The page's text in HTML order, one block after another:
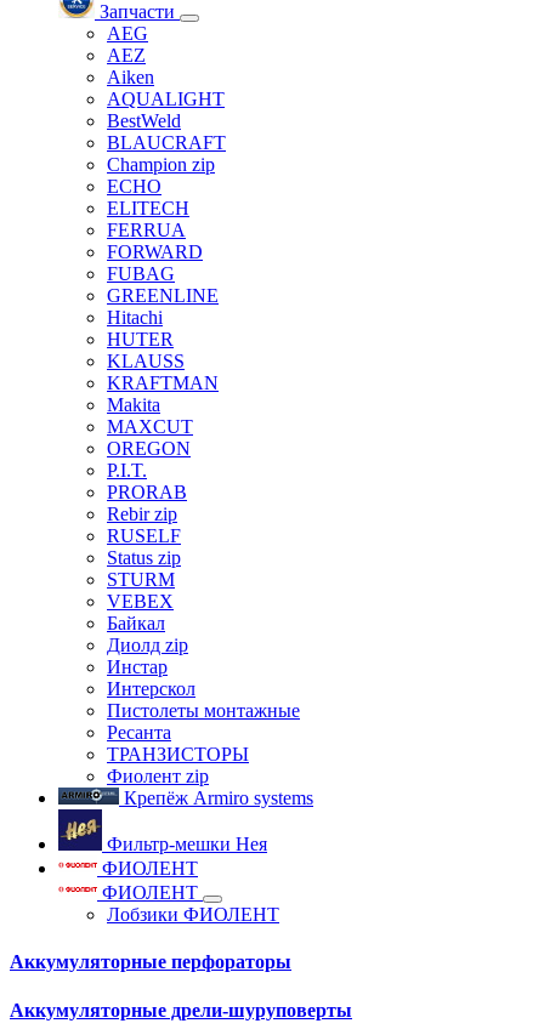
Запчасти
AEG
AEZ
Aiken
AQUALIGHT
BestWeld
BLAUCRAFT
Champion zip
ECHO
ELITECH
FERRUA
FORWARD
FUBAG
GREENLINE
Hitachi
HUTER
KLAUSS
KRAFTMAN
Makita
MAXCUT
OREGON
P.I.T.
PRORAB
Rebir zip
RUSELF
Status zip
STURM
VEBEX
Байкал
Диолд zip
Инстар
Интерскол
Пистолеты монтажные
Ресанта
ТРАНЗИСТОРЫ
Фиолент zip
Крепёж Armiro systems
Фильтр-мешки Нея
ФИОЛЕНТ
ФИОЛЕНТ
Лобзики ФИОЛЕНТ
Аккумуляторные перфораторы
Аккумуляторные дрели-шуруповерты